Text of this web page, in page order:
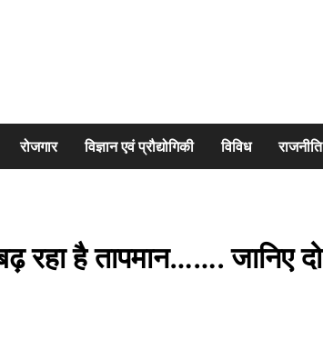
रोजगार विज्ञान एवं प्रौद्योगिकी विविध राजनीति
है तापमान……. जानिए दो